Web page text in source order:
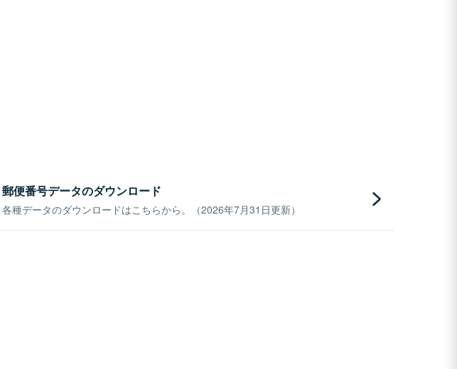
郵便番号データのダウンロード
各種データのダウンロードはこちらから。（2026年7月31日更新）